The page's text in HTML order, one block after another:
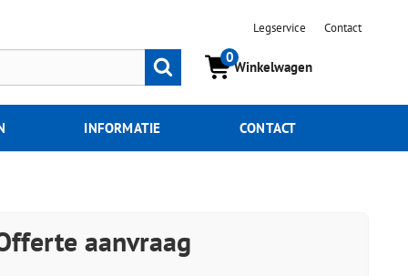
Legservice Contact
0
Winkelwagen
Zoeken
INFORMATIE CONTACT
aanvraag